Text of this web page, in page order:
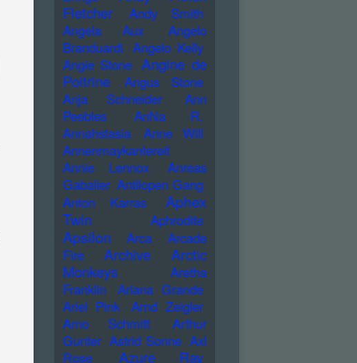
Fletcher
Andy Smith
Angela Aux
Angelo
Branduardi Angelo Kelly
Angie Stone Angine de
Poitrine
Angus Stone
Anja Schneider
Ann
Peebles
AnNa R.
Annahstasia
Anne Will
Annenmaykantereit
Annie Lennox
Anreas
Gabalier Antilopen Gang
Anton Karras
Aphex
Twin
Aphrodite
Apsilon Arca
Arcade
Fire
Archive
Arctic
Monkeys
Aretha
Franklin
Ariana Grande
Ariel Pink
Arnd Zeigler
Arno Schmitt
Arthur
Gunter Astrid Sonne Axl
Rose
Azure Ray